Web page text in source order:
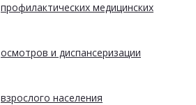
профилактических медицинских
осмотров и диспансеризации
взрослого населения